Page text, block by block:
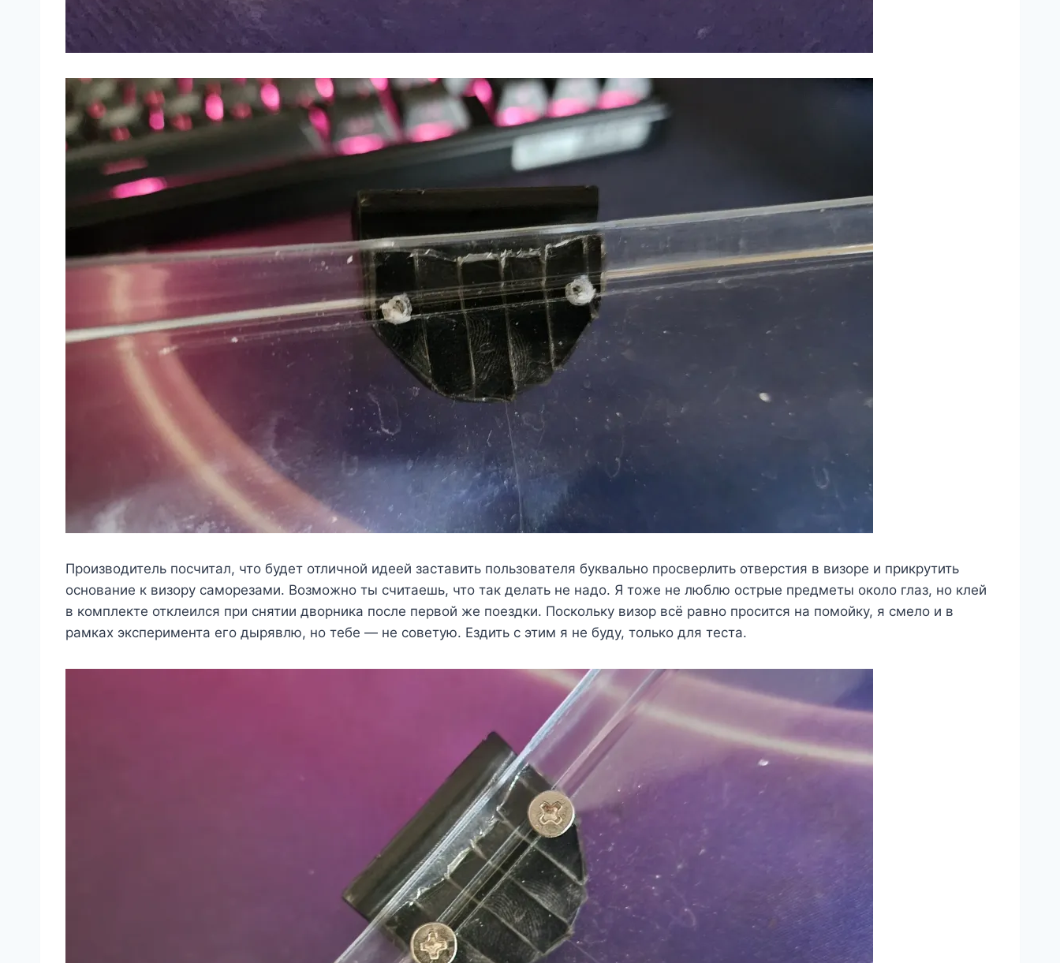
Производитель посчитал, что будет отличной идеей заставить пользователя буквально просверлить отверстия в визоре и прикрутить
основание к визору саморезами. Возможно ты считаешь, что так делать не надо. Я тоже не люблю острые предметы около глаз, но клей
в комплекте отклеился при снятии дворника после первой же поездки. Поскольку визор всё равно просится на помойку, я смело и в
рамках эксперимента его дырявлю, но тебе — не советую. Ездить с этим я не буду, только для теста.